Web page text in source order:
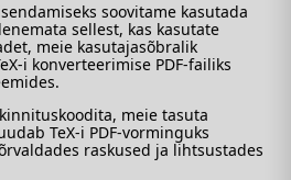
soovitame kasutada
sellest, kas kasutate
meie kasutajasõbralik
i konverteerimise PDF-failiks
meie tasuta
TeX-i PDF-vorminguks
raskused ja lihtsustades